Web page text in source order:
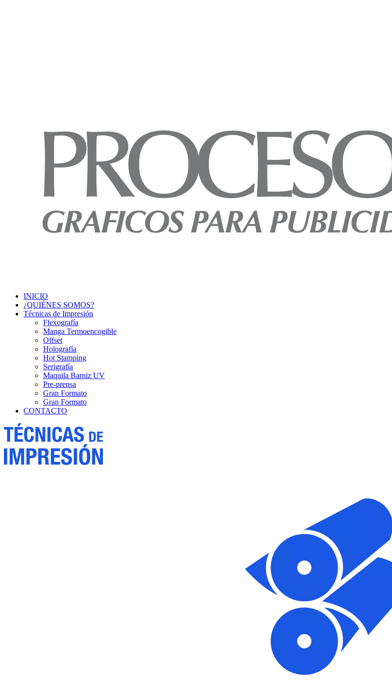
INICIO
¿QUIÉNES SOMOS?
Técnicas de Impresión
Flexografía
Manga Termoencogible
Offset
Holografía
Hot Stamping
Serigrafía
Maquila Barniz UV
Pre-prensa
Gran Formato
Gran Formato
CONTACTO